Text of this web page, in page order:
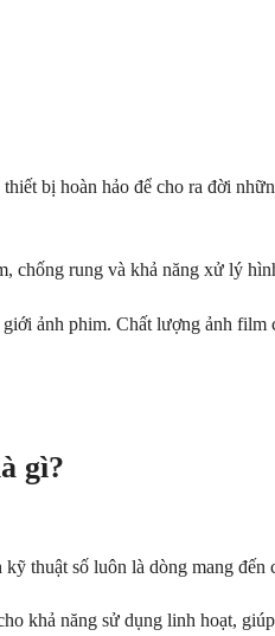
bị hoàn hảo để cho ra đời
chống rung và khả năng xử lý
ảnh phim. Chất lượng ảnh film
gì?
thuật số luôn là dòng mang đến
khả năng sử dụng linh hoạt,